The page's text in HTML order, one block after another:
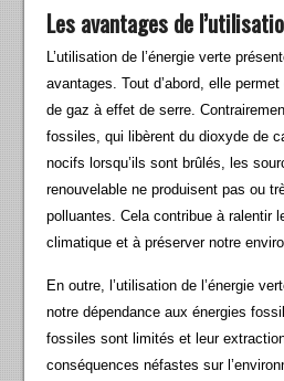
Les avantages de
L’utilisation de l’énergie verte
avantages. Tout d’abord, elle
de gaz à effet de serre.
fossiles, qui libèrent du dioxyde de
nocifs lorsqu’ils sont brûlés, les
renouvelable ne produisent pas ou
polluantes. Cela contribue à ralentir
climatique et à préserver notre
En outre, l’utilisation de l’énergie
notre dépendance aux énergies
fossiles sont limités et leur
conséquences néfastes sur